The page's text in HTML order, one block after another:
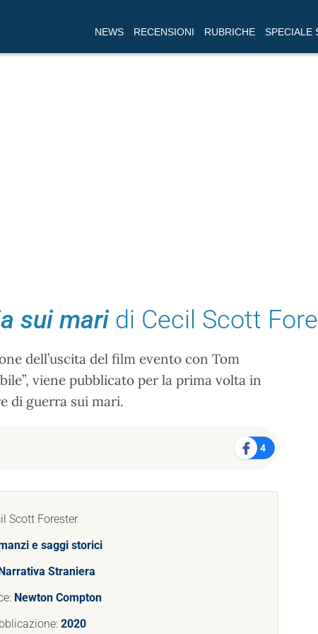
NEWS RECENSIONI RUBRICHE SPECIALE
sui mari di Cecil Scott
dell’uscita del film evento con Tom
viene pubblicato per la prima volta in
di guerra sui mari.
4
Scott Forester
e saggi storici
Straniera
Newton Compton
2020